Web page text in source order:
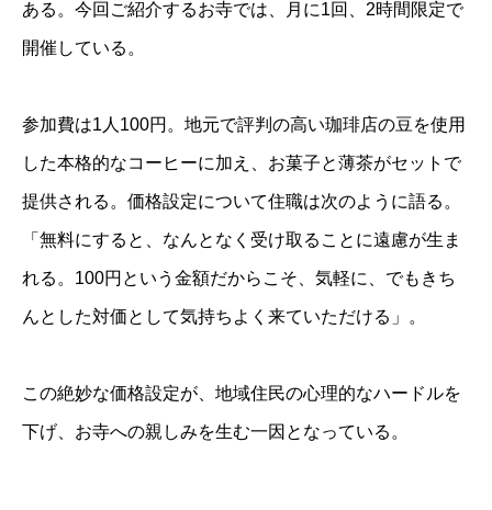
ある。今回ご紹介するお寺では、月に1回、2時間限定で
開催している。
参加費は1人100円。地元で評判の高い珈琲店の豆を使用
した本格的なコーヒーに加え、お菓子と薄茶がセットで
提供される。価格設定について住職は次のように語る。
「無料にすると、なんとなく受け取ることに遠慮が生ま
れる。100円という金額だからこそ、気軽に、でもきち
んとした対価として気持ちよく来ていただける」。
この絶妙な価格設定が、地域住民の心理的なハードルを
下げ、お寺への親しみを生む一因となっている。